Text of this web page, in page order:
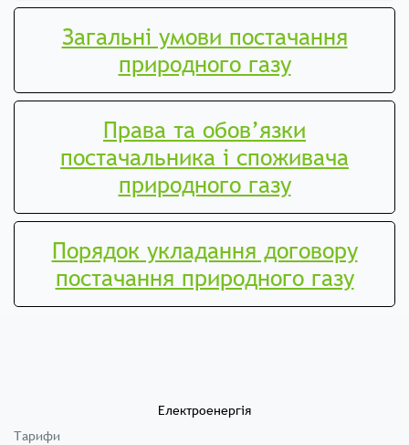
Загальні умови постачання
природного газу
Права та обов’язки
постачальника і споживача
природного газу
Порядок укладання договору
постачання природного газу
Електроенергія
Тарифи